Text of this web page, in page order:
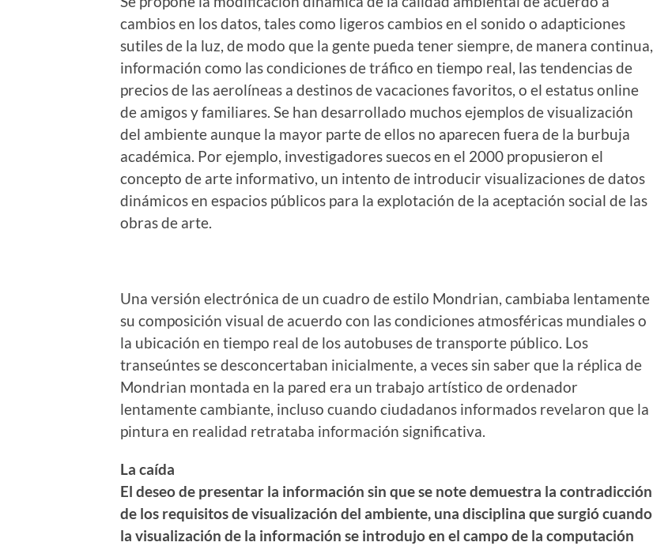
cambios en los datos, tales como ligeros cambios en el sonido o adapticiones
sutiles de la luz, de modo que la gente pueda tener siempre, de manera continua,
información como las condiciones de tráfico en tiempo real, las tendencias de
precios de las aerolíneas a destinos de vacaciones favoritos, o el estatus online
de amigos y familiares. Se han desarrollado muchos ejemplos de visualización
del ambiente aunque la mayor parte de ellos no aparecen fuera de la burbuja
académica. Por ejemplo, investigadores suecos en el 2000 propusieron el
concepto de arte informativo, un intento de introducir visualizaciones de datos
dinámicos en espacios públicos para la explotación de la aceptación social de las
obras de arte.
Una versión electrónica de un cuadro de estilo Mondrian, cambiaba lentamente
su composición visual de acuerdo con las condiciones atmosféricas mundiales o
la ubicación en tiempo real de los autobuses de transporte público. Los
transeúntes se desconcertaban inicialmente, a veces sin saber que la réplica de
Mondrian montada en la pared era un trabajo artístico de ordenador
lentamente cambiante, incluso cuando ciudadanos informados revelaron que la
pintura en realidad retrataba información significativa.
La caída
El deseo de presentar la información sin que se note demuestra la contradicción
de los requisitos de visualización del ambiente, una disciplina que surgió cuando
la visualización de la información se introdujo en el campo de la computación